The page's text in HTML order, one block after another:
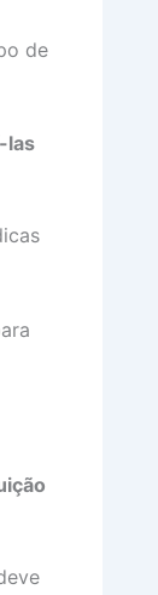
de
las